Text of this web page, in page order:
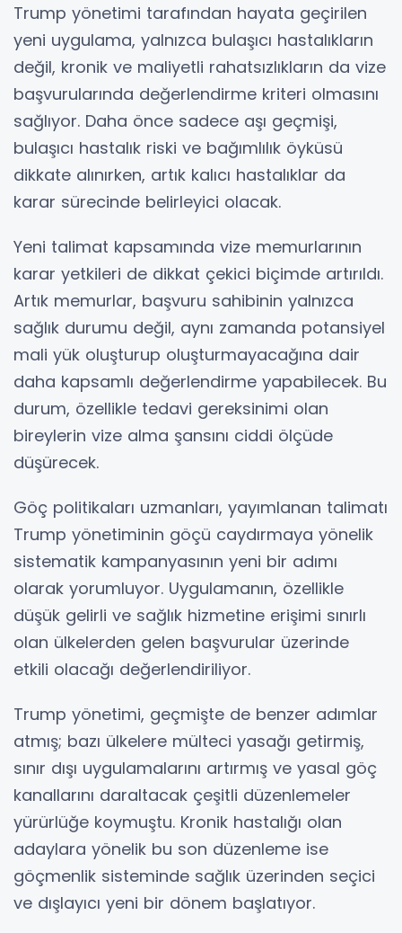
Trump yönetimi tarafından hayata geçirilen
yeni uygulama, yalnızca bulaşıcı hastalıkların
değil, kronik ve maliyetli rahatsızlıkların da vize
başvurularında değerlendirme kriteri olmasını
sağlıyor. Daha önce sadece aşı geçmişi,
bulaşıcı hastalık riski ve bağımlılık öyküsü
dikkate alınırken, artık kalıcı hastalıklar da
karar sürecinde belirleyici olacak.
Yeni talimat kapsamında vize memurlarının
karar yetkileri de dikkat çekici biçimde artırıldı.
Artık memurlar, başvuru sahibinin yalnızca
sağlık durumu değil, aynı zamanda potansiyel
mali yük oluşturup oluşturmayacağına dair
daha kapsamlı değerlendirme yapabilecek. Bu
durum, özellikle tedavi gereksinimi olan
bireylerin vize alma şansını ciddi ölçüde
düşürecek.
Göç politikaları uzmanları, yayımlanan talimatı
Trump yönetiminin göçü caydırmaya yönelik
sistematik kampanyasının yeni bir adımı
olarak yorumluyor. Uygulamanın, özellikle
düşük gelirli ve sağlık hizmetine erişimi sınırlı
olan ülkelerden gelen başvurular üzerinde
etkili olacağı değerlendiriliyor.
Trump yönetimi, geçmişte de benzer adımlar
atmış; bazı ülkelere mülteci yasağı getirmiş,
sınır dışı uygulamalarını artırmış ve yasal göç
kanallarını daraltacak çeşitli düzenlemeler
yürürlüğe koymuştu. Kronik hastalığı olan
adaylara yönelik bu son düzenleme ise
göçmenlik sisteminde sağlık üzerinden seçici
ve dışlayıcı yeni bir dönem başlatıyor.